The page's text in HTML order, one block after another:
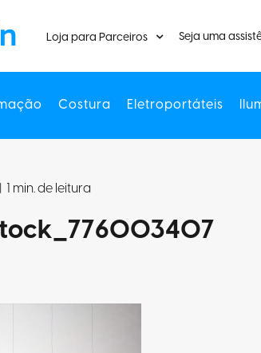
Loja para Parceiros Seja uma
Costura Eletroportáteis
| 1 min. de leitura